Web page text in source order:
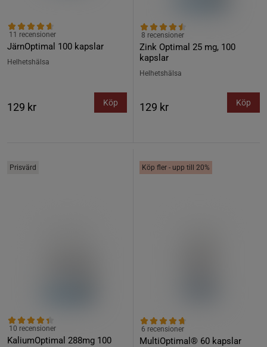
JärnOptimal 100 kapslar
11 recensioner
Helhetshälsa
129 kr Köp
Zink Optimal 25 mg, 100
kapslar
8 recensioner
Helhetshälsa
129 kr Köp
Prisvärd
KaliumOptimal 288mg 100
10 recensioner
Köp fler - upp till 20%
MultiOptimal® 60 kapslar
6 recensioner